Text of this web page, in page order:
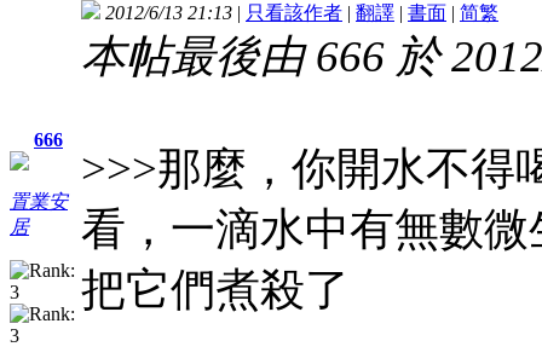
666
置業安
居
2012/6/13 21:13 | 只看該作者 | 翻譯 | 書面 | 简繁
本帖最後由 666 於
>>>那麼，你開水不得
看，一滴水中有無數
把它們煮殺了